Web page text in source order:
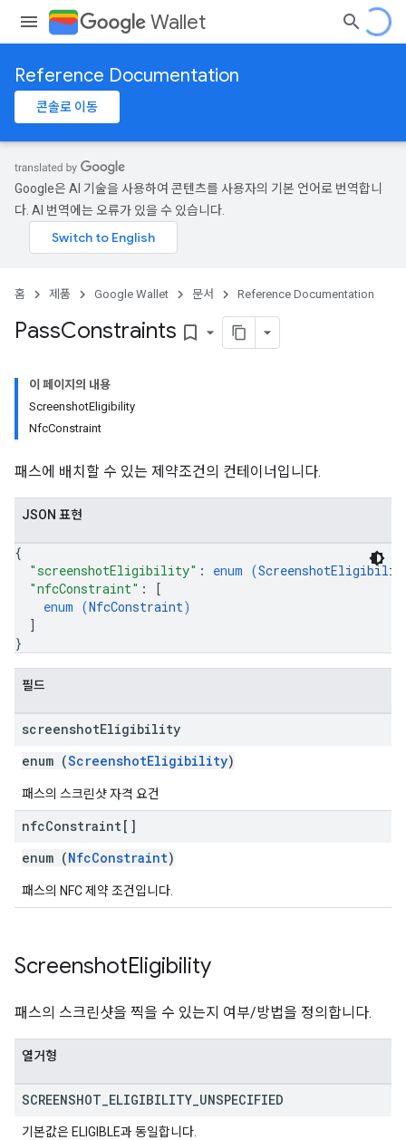
Wallet
Reference Documentation
콘솔로 이동
Google은 AI 기술을 사용하여 콘텐츠를 사용자의 기본 언어로 번역합니
다. AI 번역에는 오류가 있을 수 있습니다.
홈 제품 Google Wallet 문서 Reference Documentation
PassConstraints bookmark_border
이 페이지의 내용
ScreenshotEligibility
NfcConstraint
패스에 배치할 수 있는 제약조건의 컨테이너입니다.
JSON 표현
{
"screenshotEligibility" : enum (
"nfcConstraint" :
[
enum (NfcConstraint)
]
}
필드
screenshotEligibility
enum (ScreenshotEligibility)
패스의 스크린샷 자격 요건
nfcConstraint[]
enum (NfcConstraint)
패스의 NFC 제약 조건입니다.
ScreenshotEligibility
패스의 스크린샷을 찍을 수 있는지 여부/방법을 정의합니다.
열거형
SCREENSHOT ELIGIBILITY UNSPECIFIED
기본값은 ELIGIBLE과 동일합니다.